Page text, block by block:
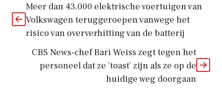
Meer dan 43.000 elektrische voertuigen van
Volkswagen teruggeroepen vanwege het
risico van oververhitting van de batterij
CBS News-chef Bari Weiss zegt tegen het
personeel dat ze ’toast’ zijn als ze op de
huidige weg doorgaan